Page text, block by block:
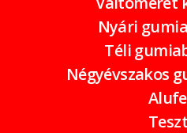
Nyári
Téli
Négyévszakos